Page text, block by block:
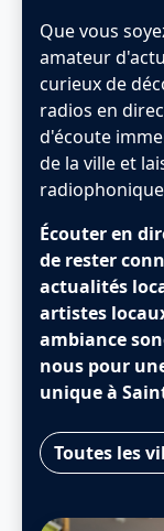
Que vous
amateur
curieux de
radios en
d'écoute
de la ville et
Écouter en
de rester
actualités
artistes
ambiance
nous pour
unique à
Toutes les